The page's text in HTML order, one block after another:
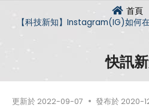
首頁
【科技新知】Instagram(IG)如何
快訊
更新於 2022-09-07 發布於 2020-